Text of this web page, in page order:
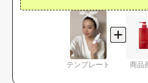
テンプレート 商品